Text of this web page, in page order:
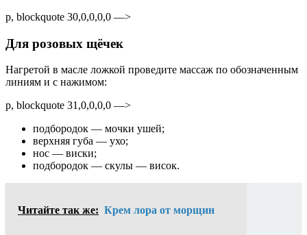
p, blockquote 30,0,0,0,0 —>
Для розовых щёчек
Нагретой в масле ложкой проведите массаж по обозначенным
линиям и с нажимом:
p, blockquote 31,0,0,0,0 —>
подбородок — мочки ушей;
верхняя губа — ухо;
нос — виски;
подбородок — скулы — висок.
Читайте так же: Крем лора от морщин